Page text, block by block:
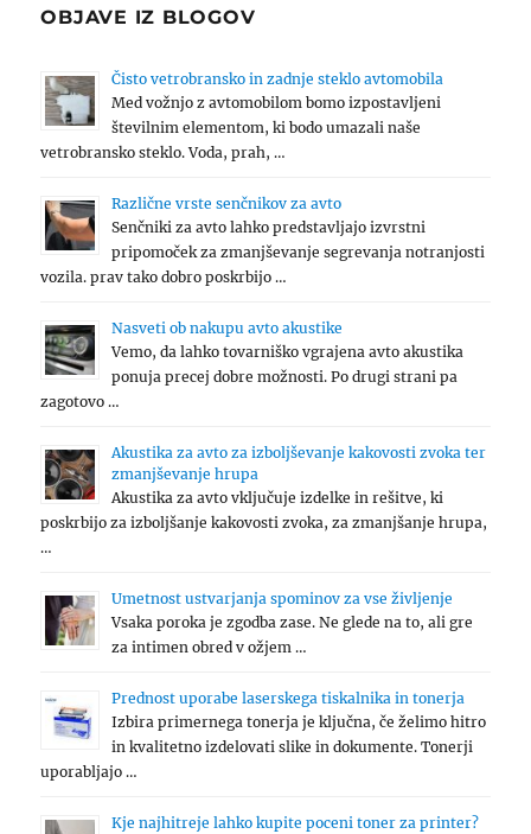
OBJAVE IZ BLOGOV
Čisto vetrobransko in zadnje steklo avtomobila
Med vožnjo z avtomobilom bomo izpostavljeni
številnim elementom, ki bodo umazali naše
vetrobransko steklo. Voda, prah, …
Različne vrste senčnikov za avto
Senčniki za avto lahko predstavljajo izvrstni
pripomoček za zmanjševanje segrevanja notranjosti
vozila. prav tako dobro poskrbijo …
Nasveti ob nakupu avto akustike
Vemo, da lahko tovarniško vgrajena avto akustika
ponuja precej dobre možnosti. Po drugi strani pa
zagotovo …
Akustika za avto za izboljševanje kakovosti zvoka ter
zmanjševanje hrupa
Akustika za avto vključuje izdelke in rešitve, ki
poskrbijo za izboljšanje kakovosti zvoka, za zmanjšanje hrupa,
…
Umetnost ustvarjanja spominov za vse življenje
Vsaka poroka je zgodba zase. Ne glede na to, ali gre
za intimen obred v ožjem …
Prednost uporabe laserskega tiskalnika in tonerja
Izbira primernega tonerja je ključna, če želimo hitro
in kvalitetno izdelovati slike in dokumente. Tonerji
uporabljajo …
Kje najhitreje lahko kupite poceni toner za printer?